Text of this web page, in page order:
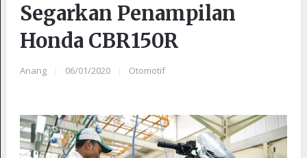
Segarkan Penampilan
Honda CBR150R
Anang 06/01/2020 Otomotif